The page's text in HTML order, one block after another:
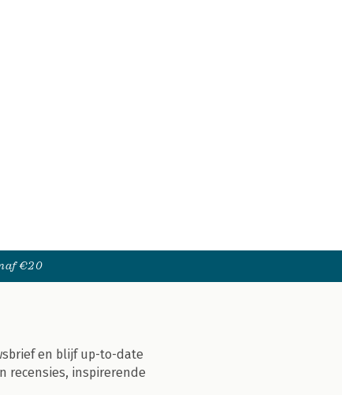
€20
en blijf up-to-date
recensies, inspirerende